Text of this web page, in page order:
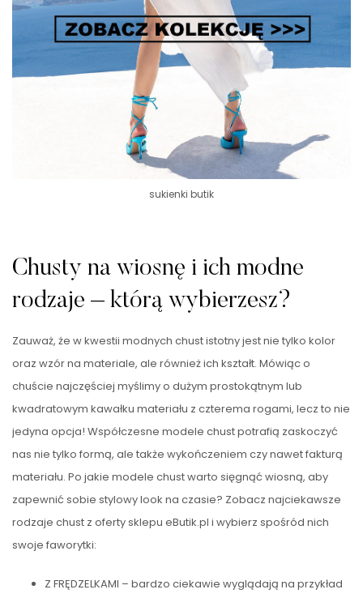
sukienki butik
Chusty na wiosnę i ich modne
rodzaje – którą wybierzesz?
Zauważ, że w kwestii modnych chust istotny jest nie tylko kolor
oraz wzór na materiale, ale również ich kształt. Mówiąc o
chuście najczęściej myślimy o dużym prostokątnym lub
kwadratowym kawałku materiału z czterema rogami, lecz to nie
jedyna opcja! Współczesne modele chust potrafią zaskoczyć
nas nie tylko formą, ale także wykończeniem czy nawet fakturą
materiału. Po jakie modele chust warto sięgnąć wiosną, aby
zapewnić sobie stylowy look na czasie? Zobacz najciekawsze
rodzaje chust z oferty sklepu eButik.pl i wybierz spośród nich
swoje faworytki:
Z FRĘDZELKAMI – bardzo ciekawie wyglądają na przykład